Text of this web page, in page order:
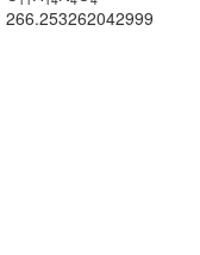
266.253262042999